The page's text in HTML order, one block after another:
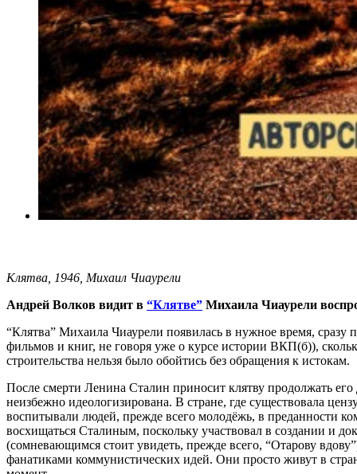
Клятва, 1946, Михаил Чиаурели
Андрей Волков видит в “Клятве” Михаила Чиаурели
“Клятва” Михаила Чиаурели появилась в нужное время,
фильмов и книг, не говоря уже о курсе истории ВКП(б)),
строительства нельзя было обойтись без обращения к истокам.
После смерти Ленина Сталин приносит клятву продолжать
неизбежно идеологизирована. В стране, где существовала
воспитывали людей, прежде всего молодёжь, в преданности
восхищаться Сталиным, поскольку участвовал в создании и
(сомневающимся стоит увидеть, прежде всего, “Отарову
фанатиками коммунистических идей. Они просто живут в